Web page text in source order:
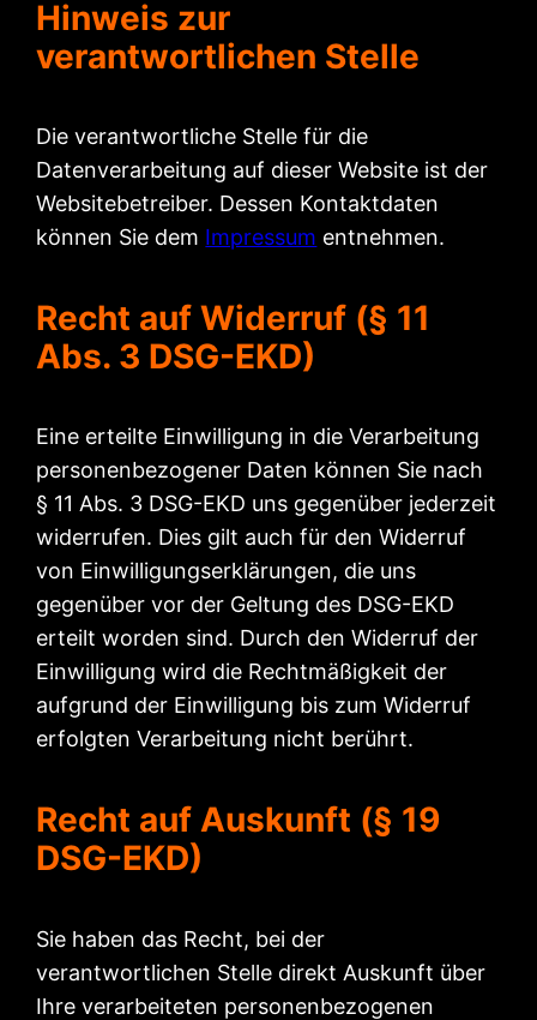
Hinweis zur
verantwortlichen Stelle
Die verantwortliche Stelle für die
Datenverarbeitung auf dieser Website ist der
Websitebetreiber. Dessen Kontaktdaten
können Sie dem Impressum entnehmen.
Recht auf Widerruf (§ 11
Abs. 3 DSG-EKD)
Eine erteilte Einwilligung in die Verarbeitung
personenbezogener Daten können Sie nach
§ 11 Abs. 3 DSG-EKD uns gegenüber jederzeit
widerrufen. Dies gilt auch für den Widerruf
von Einwilligungserklärungen, die uns
gegenüber vor der Geltung des DSG-EKD
erteilt worden sind. Durch den Widerruf der
Einwilligung wird die Rechtmäßigkeit der
aufgrund der Einwilligung bis zum Widerruf
erfolgten Verarbeitung nicht berührt.
Recht auf Auskunft (§ 19
DSG-EKD)
Sie haben das Recht, bei der
verantwortlichen Stelle direkt Auskunft über
Ihre verarbeiteten personenbezogenen